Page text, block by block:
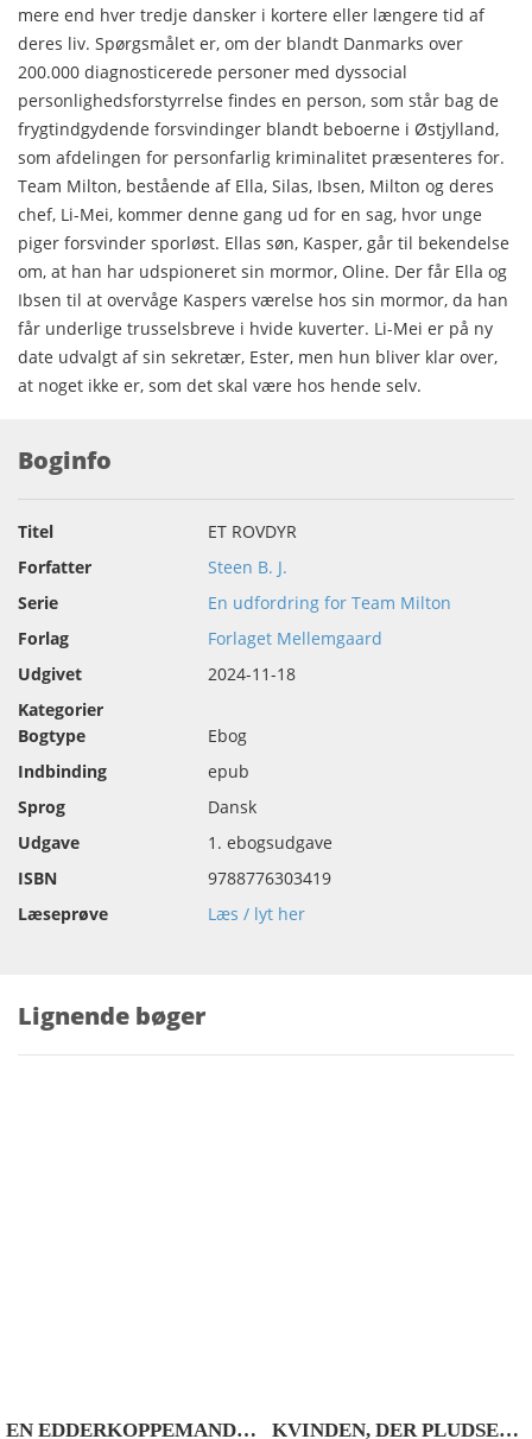
mere end hver tredje dansker i kortere eller længere tid af
deres liv. Spørgsmålet er, om der blandt Danmarks over
200.000 diagnosticerede personer med dyssocial
personlighedsforstyrrelse findes en person, som står bag de
frygtindgydende forsvindinger blandt beboerne i Østjylland,
som afdelingen for personfarlig kriminalitet præsenteres for.
Team Milton, bestående af Ella, Silas, Ibsen, Milton og deres
chef, Li-Mei, kommer denne gang ud for en sag, hvor unge
piger forsvinder sporløst. Ellas søn, Kasper, går til bekendelse
om, at han har udspioneret sin mormor, Oline. Der får Ella og
Ibsen til at overvåge Kaspers værelse hos sin mormor, da han
får underlige trusselsbreve i hvide kuverter. Li-Mei er på ny
date udvalgt af sin sekretær, Ester, men hun bliver klar over,
at noget ikke er, som det skal være hos hende selv.
Boginfo
Titel
ET ROVDYR
Forfatter
Steen B. J.
Serie
En udfordring for Team Milton
Forlag
Forlaget Mellemgaard
Udgivet
2024-11-18
Kategorier
Bogtype
Ebog
Indbinding
epub
Sprog
Dansk
Udgave
1. ebogsudgave
ISBN
9788776303419
Læseprøve
Læs / lyt her
Lignende bøger
EN EDDERKOPPEMAND FRA HELVEDE KVINDEN, DER PLUDSELIG FORSVANDT